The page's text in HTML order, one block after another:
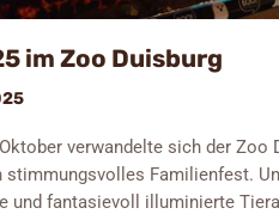
im Zoo Duisburg
verwandelte sich der Zoo
Familienfest.
und fantasievoll illuminierte